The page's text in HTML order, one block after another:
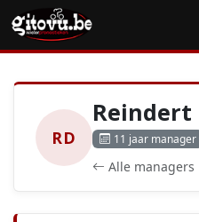
RD
Reindert
11 jaar manager
Alle managers